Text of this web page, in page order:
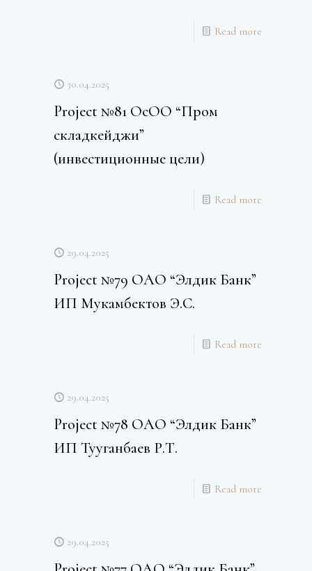
Read more
30.04.2025
Project №81 ОсОО “Пром
складкейджи”
(инвестиционные цели)
Read more
29.04.2025
Project №79 ОАО “Элдик Банк”
ИП Мукамбектов Э.С.
Read more
29.04.2025
Project №78 ОАО “Элдик Банк”
ИП Тууганбаев Р.Т.
Read more
29.04.2025